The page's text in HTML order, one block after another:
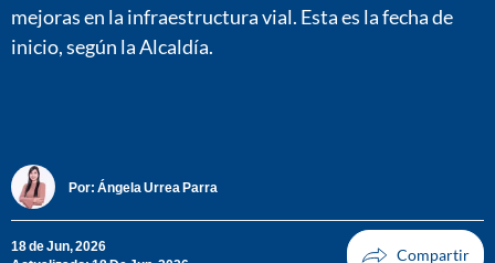
mejoras en la infraestructura vial. Esta es la fecha de
inicio, según la Alcaldía.
Por: Ángela Urrea Parra
18 de Jun, 2026